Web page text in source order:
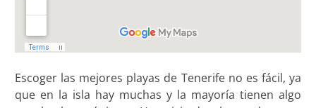
Escoger las mejores playas de Tenerife no es fácil, ya
que en la isla hay muchas y la mayoría tienen algo